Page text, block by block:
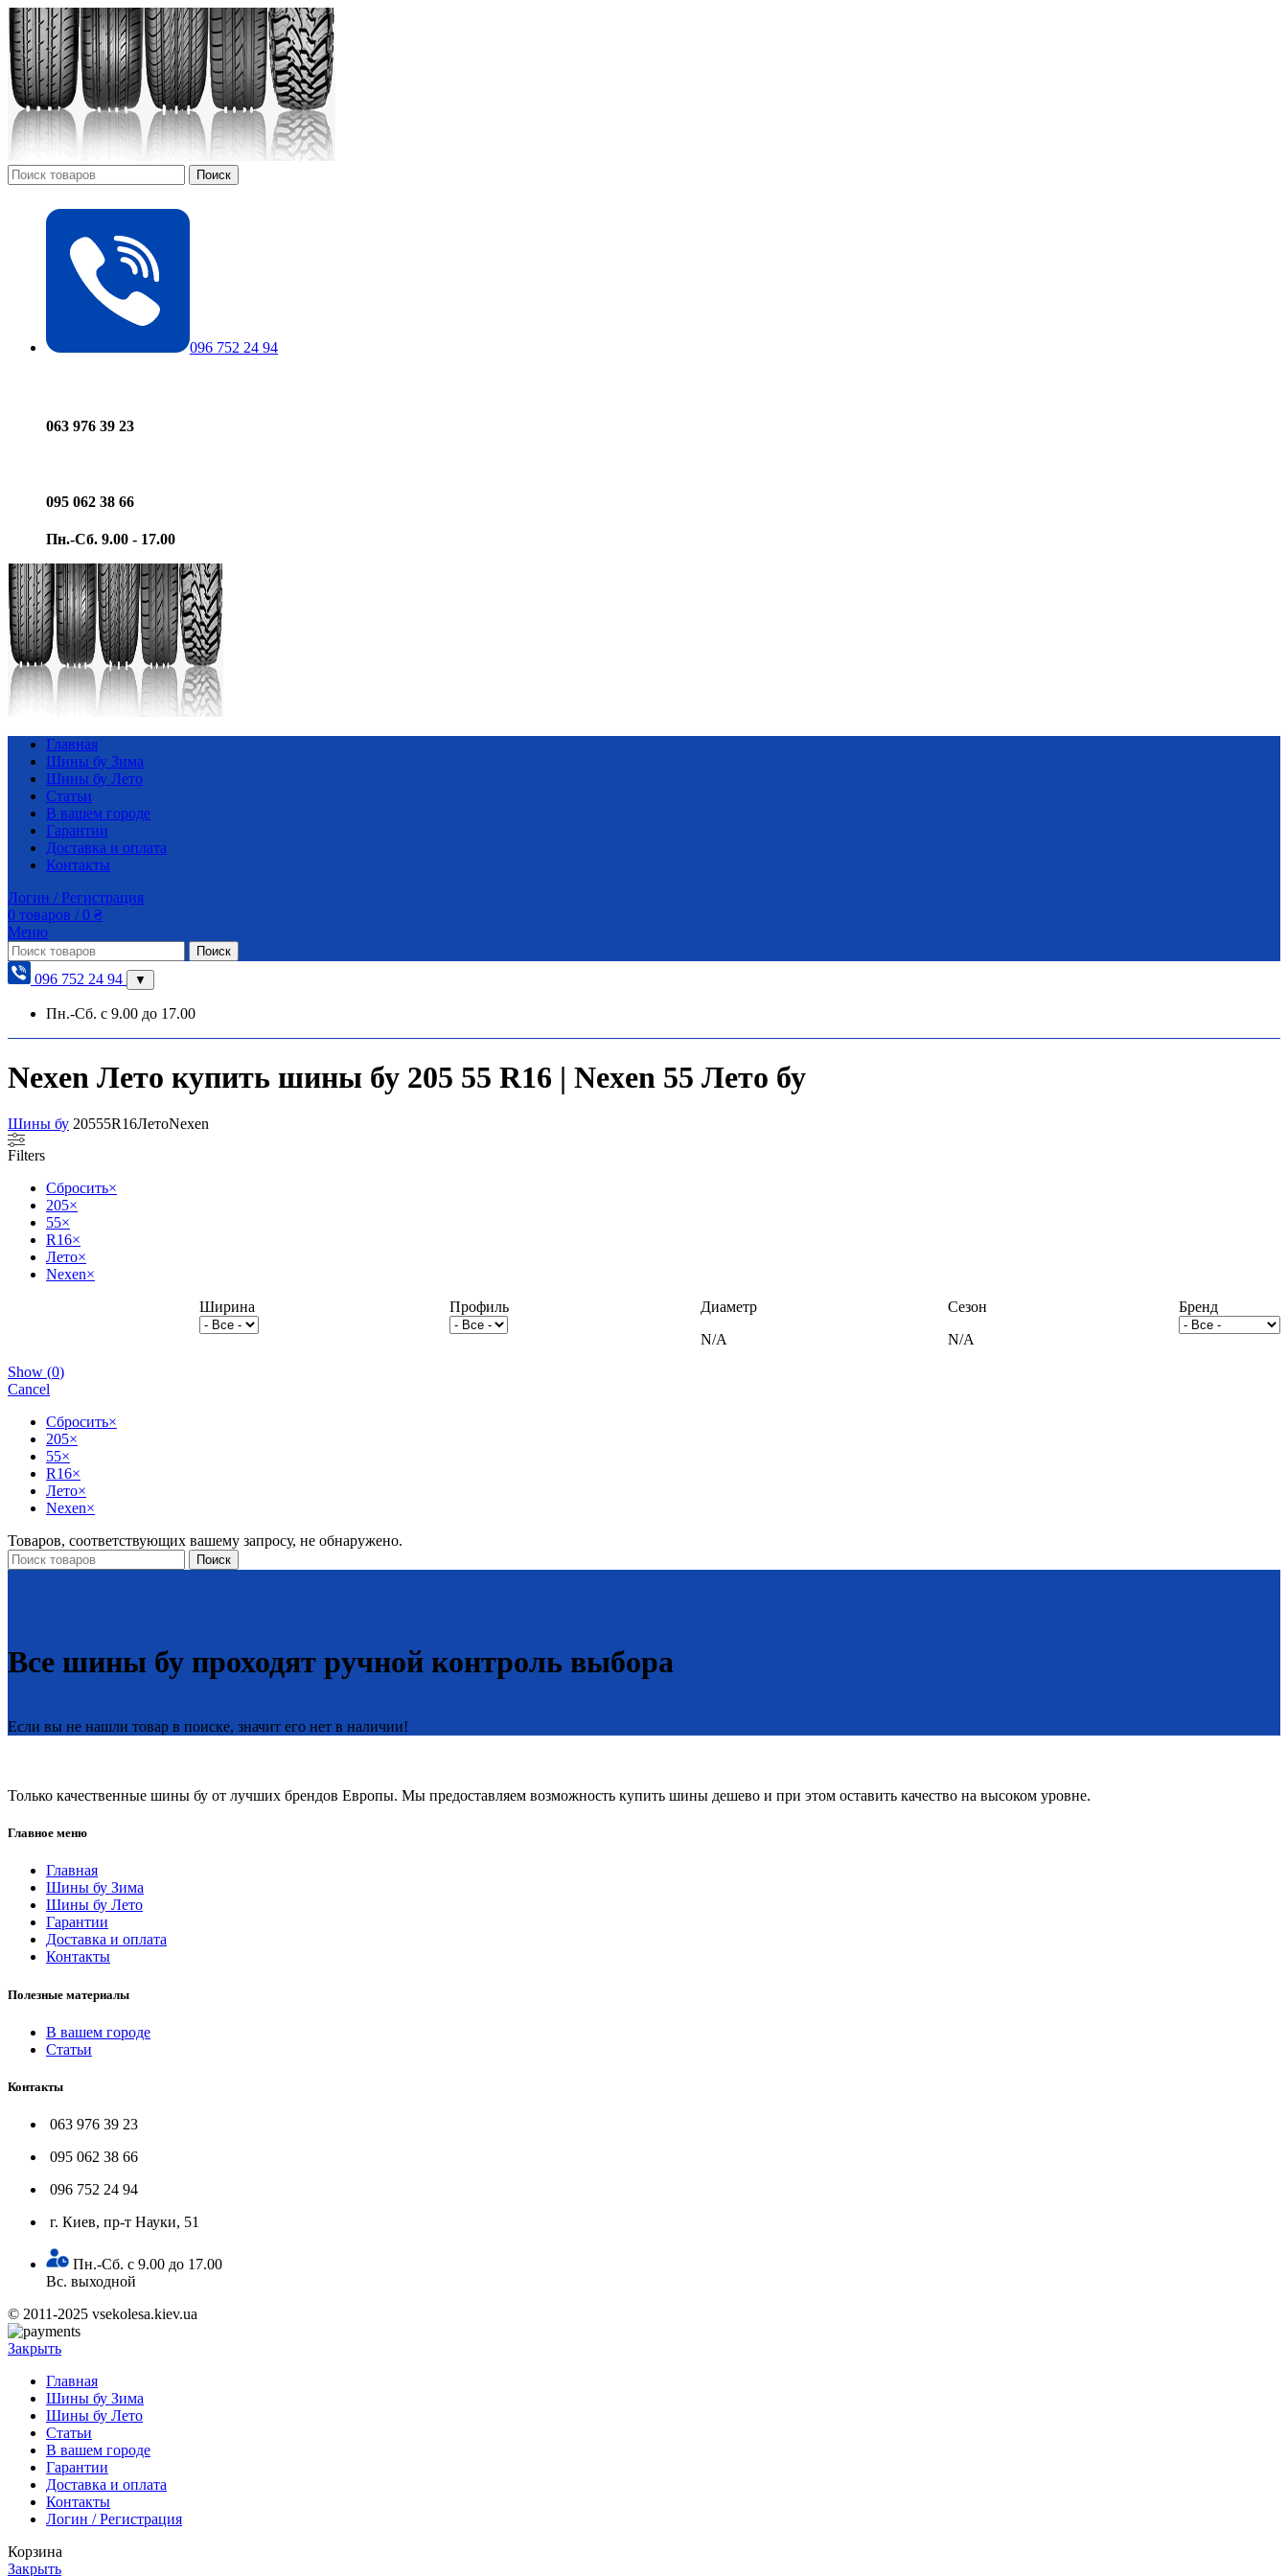
Поиск
096 752 24 94
063 976 39 23
095 062 38 66
Пн.-Сб. 9.00 - 17.00
Главная
Шины бу Зима
Шины бу Лето
Статьи
В вашем городе
Гарантии
Доставка и оплата
Контакты
Логин / Регистрация
0 товаров / 0 ₴
Меню
Поиск
096 752 24 94 ▼
Пн.-Сб. с 9.00 до 17.00
Nexen Лето купить шины бу 205 55 R16 | Nexen 55 Лето бу
Шины бу 20555R16ЛетоNexen
Filters
Сбросить×
205×
55×
R16×
Лето×
Nexen×
Ширина
Профиль
Диаметр
N/A
Сезон
N/A
Бренд
Show (0)
Cancel
Сбросить×
205×
55×
R16×
Лето×
Nexen×
Товаров, соответствующих вашему запросу, не обнаружено.
Поиск
Все шины бу проходят ручной контроль выбора
Если вы не нашли товар в поиске, значит его нет в наличии!
Только качественные шины бу от лучших брендов Европы. Мы предоставляем возможность купить шины дешево и при этом оставить качество на высоком уровне.
Главное меню
Главная
Шины бу Зима
Шины бу Лето
Гарантии
Доставка и оплата
Контакты
Полезные материалы
В вашем городе
Статьи
Контакты
063 976 39 23
095 062 38 66
096 752 24 94
г. Киев, пр-т Науки, 51
Пн.-Сб. с 9.00 до 17.00
Вс. выходной
© 2011-2025 vsekolesa.kiev.ua
Закрыть
Главная
Шины бу Зима
Шины бу Лето
Статьи
В вашем городе
Гарантии
Доставка и оплата
Контакты
Логин / Регистрация
Корзина
Закрыть